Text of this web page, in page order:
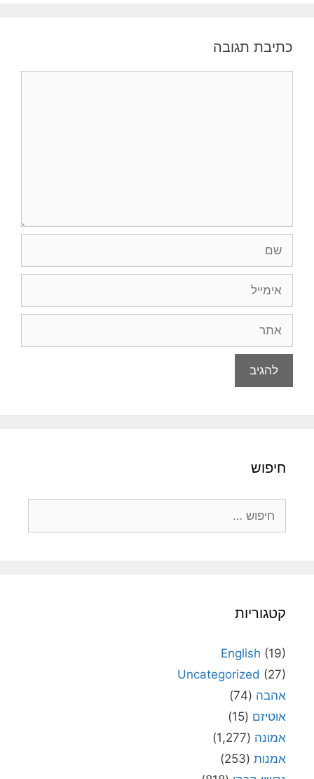
כתיבת תגובה
חיפוש
קטגוריות
English (19)
Uncategorized (27)
אהבה (74)
אוטיזם (15)
אמונה (1,277)
אמנות (253)